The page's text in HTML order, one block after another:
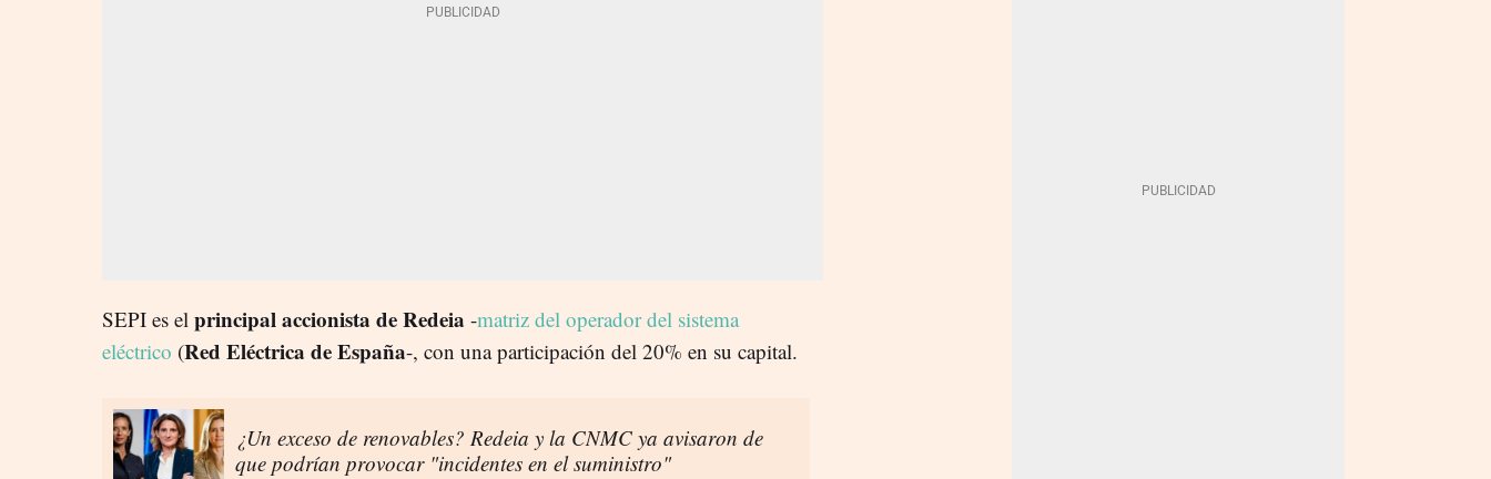
SEPI es el principal accionista de Redeia -matriz del operador del sistema
eléctrico (Red Eléctrica de España-, con una participación del 20% en su capital.
¿Un exceso de renovables? Redeia y la CNMC ya avisaron de
que podrían provocar "incidentes en el suministro"